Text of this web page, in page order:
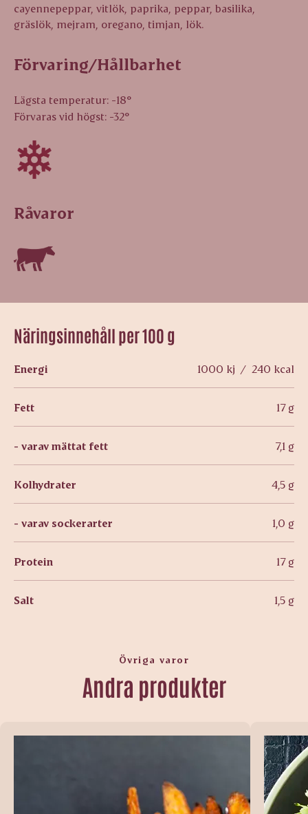
Näringsinnehåll per 100 g
Energi 1000 kj / 240 kcal
Fett 17 g
- varav mättat fett 7,1 g
Kolhydrater 4,5 g
- varav sockerarter 1,0 g
Protein 17 g
Salt 1,5 g
cayennepeppar, vitlök, paprika, peppar, basilika,
gräslök, mejram, oregano, timjan, lök.
Förvaring/Hållbarhet
Lägsta temperatur: -18°
Förvaras vid högst: -32°
Råvaror
Övriga varor
Andra produkter